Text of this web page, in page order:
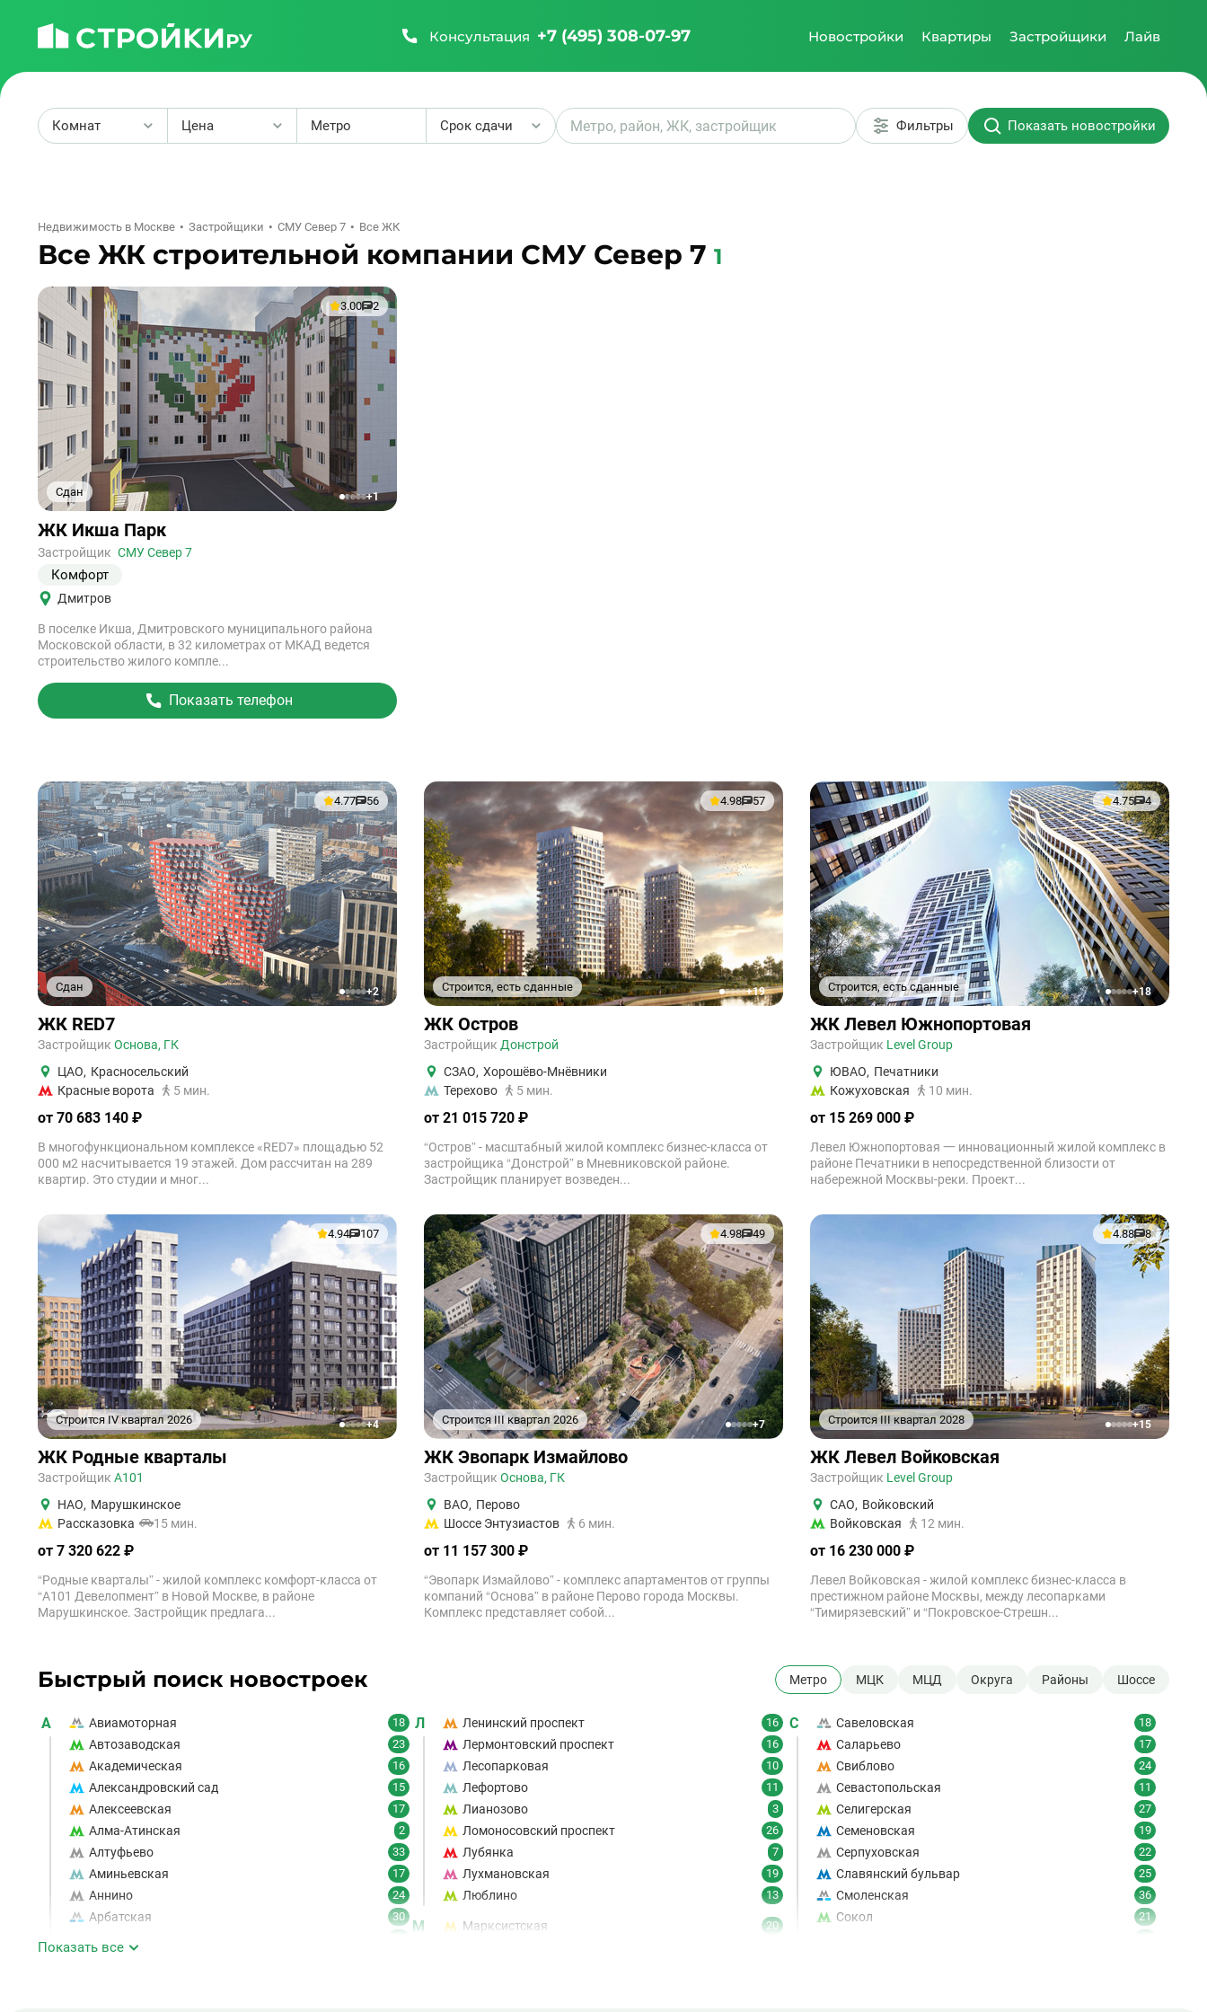
Консультация +7 (495) 308-07-97 Новостройки Квартиры Застройщики Лайв
Комнат Цена
₽
Метро Срок сдачи Фильтры Показать новостройки
Недвижимость в Москве Застройщики СМУ Север 7 Все ЖК
Все ЖК строительной компании СМУ Север 7 1
Сдан
3.00 2
12345+1
Ссылка
на
объект
ЖК Икша Парк
Застройщик СМУ Север 7
Комфорт
Дмитров
В поселке Икша, Дмитровского муниципального района
Московской области, в 32 километрах от МКАД ведется
строительство жилого компле...
Показать телефон
Сдан
4.77 56
12345+2
ЖК RED7
Застройщик Основа, ГК
ЦАО, Красносельский
Красные ворота
5 мин.
от 70 683 140 ₽
В многофункциональном комплексе «RED7» площадью 52
000 м2 насчитывается 19 этажей. Дом рассчитан на 289
квартир. Это студии и мног...
Строится, есть сданные
4.98 57
12345+19
ЖК Остров
Застройщик Донстрой
СЗАО, Хорошёво-Мнёвники
Терехово
5 мин.
от 21 015 720 ₽
“Остров” - масштабный жилой комплекс бизнес-класса от
застройщика “Донстрой” в Мневниковской районе.
Застройщик планирует возведен...
Строится, есть сданные
4.75 4
12345+18
ЖК Левел Южнопортовая
Застройщик Level Group
ЮВАО, Печатники
Кожуховская
10 мин.
от 15 269 000 ₽
Левел Южнопортовая 一 инновационный жилой комплекс в
районе Печатники в непосредственной близости от
набережной Москвы-реки. Проект...
Строится IV квартал 2026
4.94 107
12345+4
ЖК Родные кварталы
Застройщик А101
НАО, Марушкинское
Рассказовка
15 мин.
от 7 320 622 ₽
“Родные кварталы” - жилой комплекс комфорт-класса от
“А101 Девелопмент” в Новой Москве, в районе
Марушкинское. Застройщик предлага...
Строится III квартал 2026
4.98 49
12345+7
ЖК Эвопарк Измайлово
Застройщик Основа, ГК
ВАО, Перово
Шоссе Энтузиастов
6 мин.
от 11 157 300 ₽
“Эвопарк Измайлово” - комплекс апартаментов от группы
компаний “Основа” в районе Перово города Москвы.
Комплекс представляет собой...
Строится III квартал 2028
4.88 8
12345+15
ЖК Левел Войковская
Застройщик Level Group
САО, Войковский
Войковская
12 мин.
от 16 230 000 ₽
Левел Войковская - жилой комплекс бизнес-класса в
престижном районе Москвы, между лесопарками
“Тимирязевский” и “Покровское-Стрешн...
Быстрый поиск новостроек Метро МЦК МЦД Округа Районы Шоссе
А Авиамоторная 18
Автозаводская 23
Академическая 16
Александровский сад 15
Алексеевская 17
Алма-Атинская 2
Алтуфьево 33
Аминьевская 17
Аннино 24
Арбатская 30
Л Ленинский проспект 16
Лермонтовский проспект 16
Лесопарковая 10
Лефортово 11
Лианозово 3
Ломоносовский проспект 26
Лубянка 7
Лухмановская 19
Люблино 13
М Марксистская 20
С Савеловская 18
Саларьево 17
Свиблово 24
Севастопольская 11
Селигерская 27
Семеновская 19
Серпуховская 22
Славянский бульвар 25
Смоленская 36
Сокол 21
Показать все